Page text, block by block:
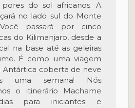
pores do sol africanos. A
no lado sul do Monte
Você passará por cinco
do Kilimanjaro, desde a
na base até as geleiras
É como uma viagem
Antártica coberta de neve
uma semana! Nós
o itinerário Machame
para iniciantes e